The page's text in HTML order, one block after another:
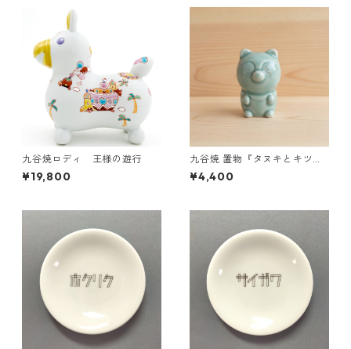
九谷焼ロディ 王様の遊行
¥19,800
九谷焼 置物『タヌキとキツ
ネ』タヌキ（青磁釉）
¥4,400